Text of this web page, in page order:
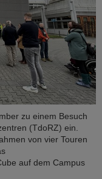
zu einem Besuch
(TdoRZ) ein.
von vier Touren
auf dem Campus